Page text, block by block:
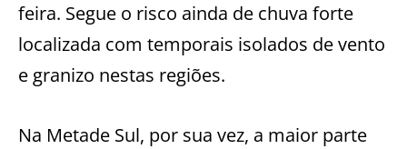
feira. Segue o risco ainda de chuva forte
localizada com temporais isolados de vento
e granizo nestas regiões.
Na Metade Sul, por sua vez, a maior parte